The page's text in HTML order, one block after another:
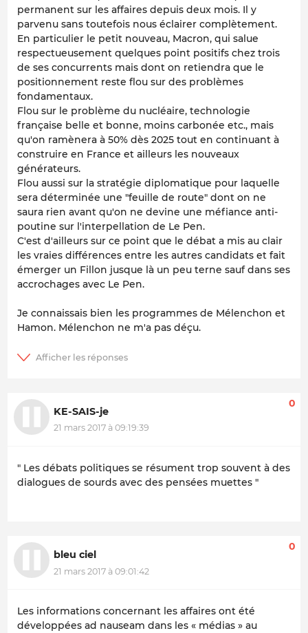
permanent sur les affaires depuis deux mois. Il y
parvenu sans toutefois nous éclairer complètement.
En particulier le petit nouveau, Macron, qui salue
respectueusement quelques point positifs chez trois
de ses concurrents mais dont on retiendra que le
positionnement reste flou sur des problèmes
fondamentaux.
Flou sur le problème du nucléaire, technologie
française belle et bonne, moins carbonée etc., mais
qu'on ramènera à 50% dès 2025 tout en continuant à
construire en France et ailleurs les nouveaux
générateurs.
Flou aussi sur la stratégie diplomatique pour laquelle
sera déterminée une "feuille de route" dont on ne
saura rien avant qu'on ne devine une méfiance anti-
poutine sur l'interpellation de Le Pen.
C'est d'ailleurs sur ce point que le débat a mis au clair
les vraies différences entre les autres candidats et fait
émerger un Fillon jusque là un peu terne sauf dans ses
accrochages avec Le Pen.
Je connaissais bien les programmes de Mélenchon et
Hamon. Mélenchon ne m'a pas déçu.
KE-SAIS-je
21 mars 2017 à 09:19:39
0
" Les débats politiques se résument trop souvent à des
dialogues de sourds avec des pensées muettes "
bleu ciel
21 mars 2017 à 09:01:42
0
Les informations concernant les affaires ont été
développées ad nauseam dans les « médias » au